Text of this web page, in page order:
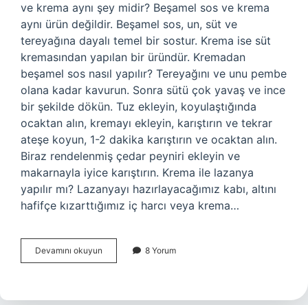
ve krema aynı şey midir? Beşamel sos ve krema
aynı ürün değildir. Beşamel sos, un, süt ve
tereyağına dayalı temel bir sostur. Krema ise süt
kremasından yapılan bir üründür. Kremadan
beşamel sos nasıl yapılır? Tereyağını ve unu pembe
olana kadar kavurun. Sonra sütü çok yavaş ve ince
bir şekilde dökün. Tuz ekleyin, koyulaştığında
ocaktan alın, kremayı ekleyin, karıştırın ve tekrar
ateşe koyun, 1-2 dakika karıştırın ve ocaktan alın.
Biraz rendelenmiş çedar peyniri ekleyin ve
makarnayla iyice karıştırın. Krema ile lazanya
yapılır mı? Lazanyayı hazırlayacağımız kabı, altını
hafifçe kızarttığımız iç harcı veya krema…
Devamını okuyun Beşamel
Sos
Kullanılır
8 Yorum